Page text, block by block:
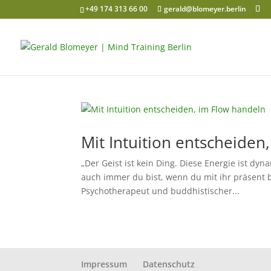
+49 174 313 66 00 gerald@blomeyer.berlin
Mit Intuition
„Der Geist ist kein Ding. Diese Energie ist
auch immer du bist, wenn du mit ihr präsent
Psychotherapeut und buddhistischer...
Impressum Datenschutz